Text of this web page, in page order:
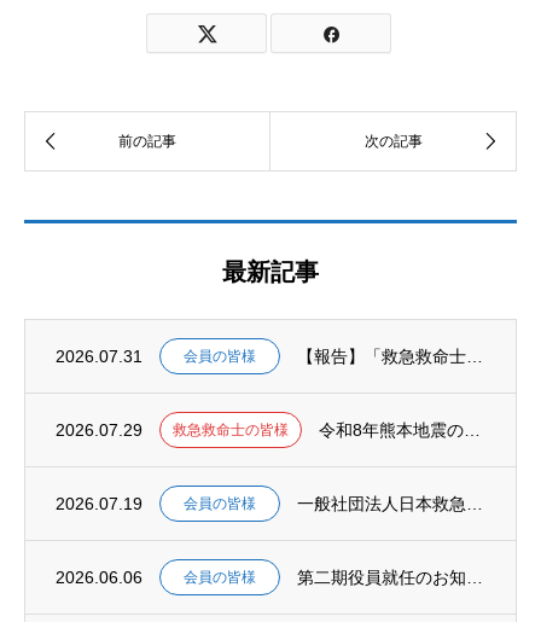
最新記事
2026.07.31 会員の皆様
2026.07.29 救急救命士の皆様
2026.07.19 会員の皆様
2026.06.06 会員の皆様